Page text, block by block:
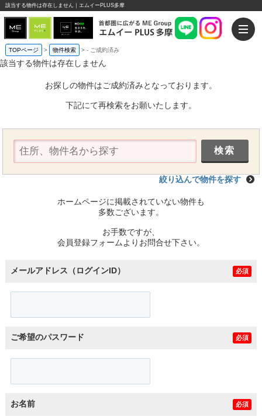
該当する物件は存在しません｜エムイーPLUS多摩
TOPページ > 物件検索 >- ご成約済み
該当する物件は存在しません
お探しの物件はご成約済みとなっております。
下記にて再検索をお願いたします。
絞り込んで物件を探す
ホームページに掲載されていない物件も
多数ございます。
お手数ですが、
会員登録フォームよりお問合せ下さい。
メールアドレス（ログインID） 必須
ご希望のパスワード 必須
お名前 必須